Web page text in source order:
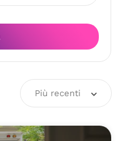
Più recenti